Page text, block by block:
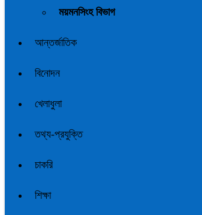
ময়মনসিংহ বিভাগ
আন্তর্জাতিক
বিনোদন
খেলাধুলা
তথ্য-প্রযুক্তি
চাকরি
শিক্ষা